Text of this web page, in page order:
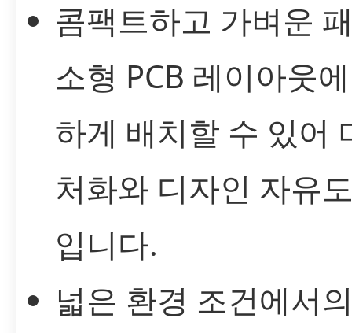
콤팩트하고 가벼운
소형 PCB 레이아웃
하게 배치할 수 있어
처화와 디자인 자유
입니다.
넓은 환경 조건에서